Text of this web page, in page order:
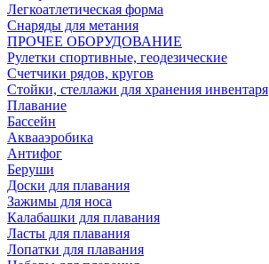
Легкоатлетическая форма
Снаряды для метания
ПРОЧЕЕ ОБОРУДОВАНИЕ
Рулетки спортивные, геодезические
Счетчики рядов, кругов
Стойки, стеллажи для хранения инвентаря
Плавание
Бассейн
Аквааэробика
Антифог
Беруши
Доски для плавания
Зажимы для носа
Калабашки для плавания
Ласты для плавания
Лопатки для плавания